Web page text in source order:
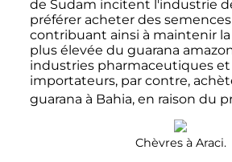
de Sudam incitent l'industrie
préférer acheter des
contribuant ainsi à maintenir
plus élevée du guarana
industries pharmaceutiques et
importateurs, par contre,
guarana à Bahia, en raison du
Chèvres à Araci.